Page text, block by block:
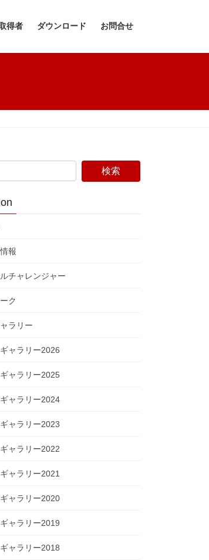
得者 ダウンロード お問合せ
報
チャレンジャー
ク
ラリー
ャラリー2026
ャラリー2025
ャラリー2024
ャラリー2023
ャラリー2022
ャラリー2021
ャラリー2020
ャラリー2019
ャラリー2018